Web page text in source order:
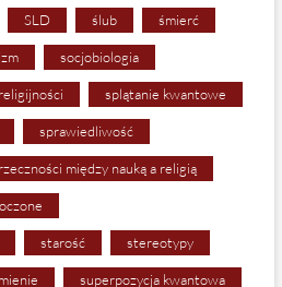
SLD ślub śmierć
socjobiologia
splątanie kwantowe
sprawiedliwość
między nauką a religią
starość stereotypy
superpozycja kwantowa